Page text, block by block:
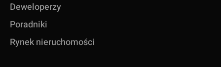
Deweloperzy
Poradniki
Rynek nieruchomości